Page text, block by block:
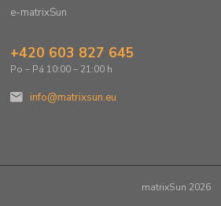
e-matrixSun
+420 603 827 645
Po – Pá 10:00 – 21:00 h
info@matrixsun.eu
matrixSun 2026